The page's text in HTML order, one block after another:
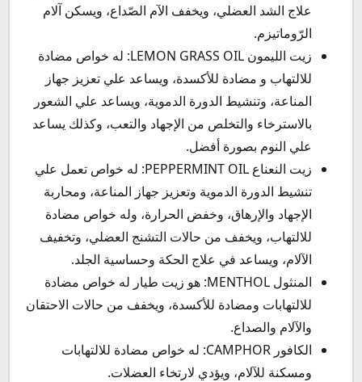
علاج الشد العضلي، ويخفف الآم الصّداع، ويسكن آلام
الرّوماتيزم.
زيت الليمون LEMON GRASS OIL: له خواص مضادة
للالتهاب و مضادة للأكسدة، ويساعد علي تعزيز جهاز
المناعة، وتنشيط الدورة الدموية، ويساعد علي الشعور
بالاسترخاء والتخلص من الإجهاد والتعب، وكذلك يساعد
علي النوم بصورة أفضل.
زيت النعناع PEPPERMINT OIL: له خواص تعمل علي
تنشيط الدورة الدموية وتعزيز جهاز المناعة، ومحاربة
الإجهاد والإرهاق، وخفض الحرارة، وله خواص مضادة
للالتهاب، ويخفف من حالات التشنج العضلي، وتخفيف
الآلام، ويساعد في علاج الحكة وحساسية الجلد.
المنثول MENTHOL: هو زيت طيار له خواص مضادة
للالتهابات ومضادة للأكسدة، ويخفف من حالات الاحتقان
والآلام والصداع.
الكافور CAMPHOR: له خواص مضادة للالتهابات
ومسكنة للآلام، ويؤدي لارتخاء العضلات.